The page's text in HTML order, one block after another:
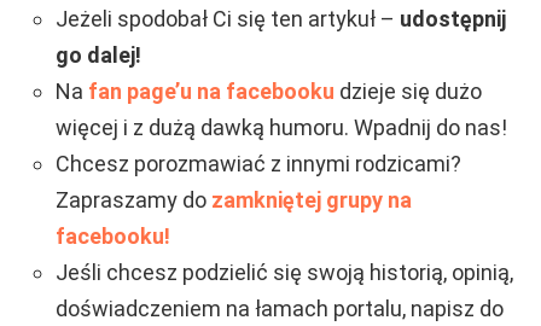
Jeżeli spodobał Ci się ten artykuł – udostępnij
go dalej!
Na fan page’u na facebooku dzieje się dużo
więcej i z dużą dawką humoru. Wpadnij do nas!
Chcesz porozmawiać z innymi rodzicami?
Zapraszamy do zamkniętej grupy na
facebooku!
Jeśli chcesz podzielić się swoją historią, opinią,
doświadczeniem na łamach portalu, napisz do